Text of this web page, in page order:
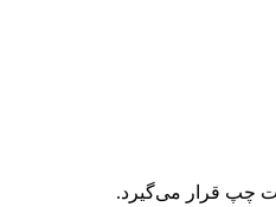
چپ قرار می‌گیرد.